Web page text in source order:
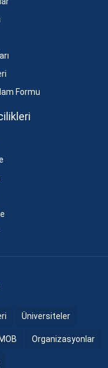
Formu
Üniversiteler
Organizasyonlar